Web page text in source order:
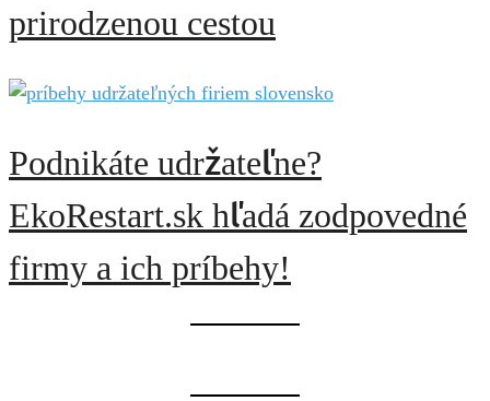
prirodzenou cestou
Podnikáte udržateľne?
EkoRestart.sk hľadá zodpovedné
firmy a ich príbehy!